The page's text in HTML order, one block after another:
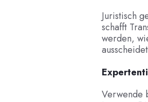
Juristisch
schafft
werden,
Verwende